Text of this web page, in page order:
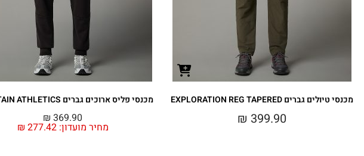
מכנסי טיולים גברים EXPLORATION REG TAPERED
₪ 399.90
מכנסי פליס ארוכים גברים MOUNTAIN ATHLETICS
מחיר מועדון: ₪ 277.42
₪ 369.90